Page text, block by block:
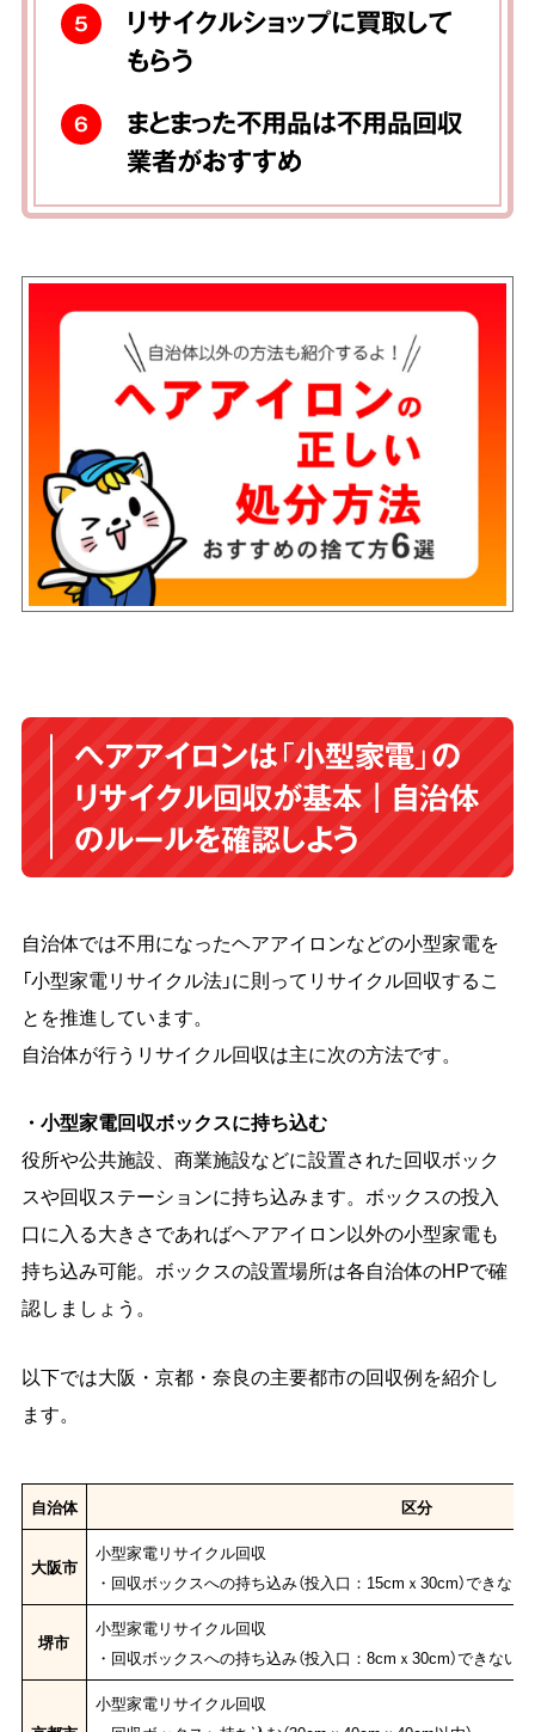
5
リサイクルショップに買取して
もらう
6
まとまった不用品は不用品回収
業者がおすすめ
ヘアアイロンは「小型家電」の
リサイクル回収が基本｜自治体
のルールを確認しよう
自治体では不用になったヘアアイロンなどの小型家電を
「小型家電リサイクル法」に則ってリサイクル回収するこ
とを推進しています。
自治体が行うリサイクル回収は主に次の方法です。
・小型家電回収ボックスに持ち込む
役所や公共施設、商業施設などに設置された回収ボック
スや回収ステーションに持ち込みます。ボックスの投入
口に入る大きさであればヘアアイロン以外の小型家電も
持ち込み可能。ボックスの設置場所は各自治体のHPで確
認しましょう。
以下では大阪・京都・奈良の主要都市の回収例を紹介し
ます。
自治体 区分
大阪市
小型家電リサイクル回収
・回収ボックスへの持ち込み（投入口：15cmｘ30cm）できない
堺市
小型家電リサイクル回収
・回収ボックスへの持ち込み（投入口：8cmｘ30cm）できない場
小型家電リサイクル回収